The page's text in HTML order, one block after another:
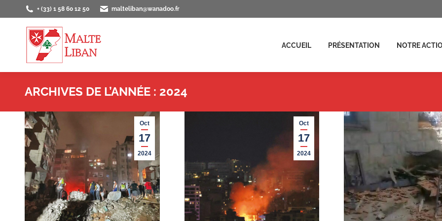
+ (33) 1 58 60 12 50 malteliban@wanadoo.fr
ACCUEIL PRÉSENTATION NOTRE
ARCHIVES DE L’ANNÉE : 2024
Oct
17
2024
Oct
17
2024
ACCUEIL PRÉSENTATION NOTRE ACTION ACTUALITÉS FAIRE UN